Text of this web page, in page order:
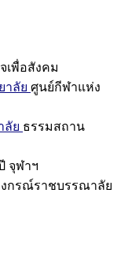
เพื่อสังคม
าลัย ศูนย์กีฬาแห่ง
ลัย ธรรมสถาน
จุฬาฯ
กรณ์ราชบรรณาลัย